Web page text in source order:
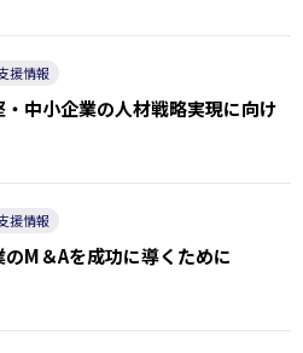
援情報
・中小企業の人材戦略実現に向け
援情報
のM＆Aを成功に導くために